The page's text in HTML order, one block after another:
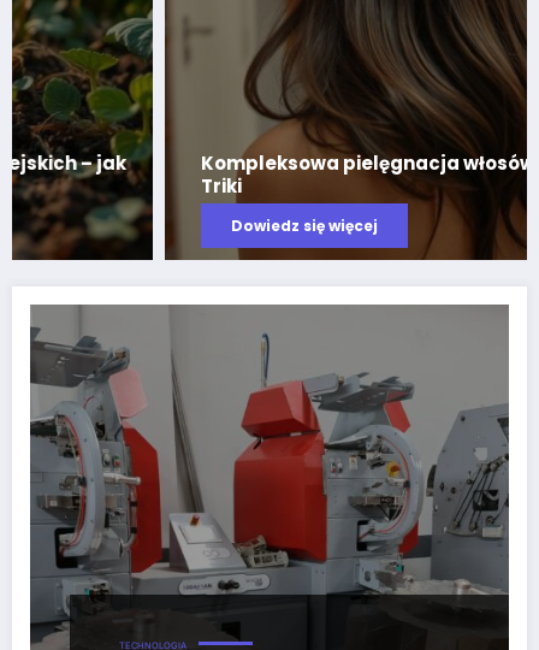
Porady i
Profile piankowe – wszechstronne
ochronne w logistyce i przemyśle
Dowiedz się więcej
TECHNOLOGIA